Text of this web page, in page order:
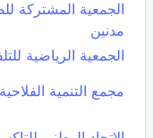
الجمعية المشتركة
مدنين
الجمعية الرياضية
مجمع التنمية